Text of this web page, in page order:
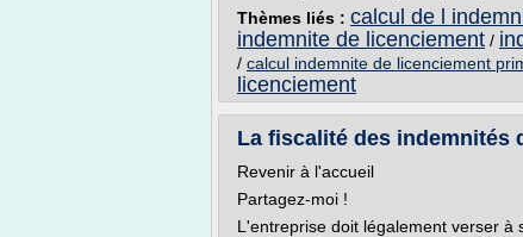
Thèmes liés : calcul de l
indemnite de licenciement /
/ calcul indemnite de licenciement
licenciement
La fiscalité des indemnités
Revenir à l'accueil
Partagez-moi !
L'entreprise doit légalement verser